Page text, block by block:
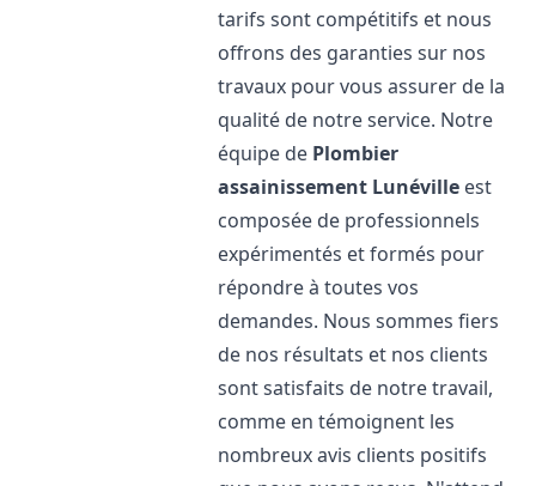
tarifs sont compétitifs et nous
offrons des garanties sur nos
travaux pour vous assurer de la
qualité de notre service. Notre
équipe de Plombier
assainissement Lunéville est
composée de professionnels
expérimentés et formés pour
répondre à toutes vos
demandes. Nous sommes fiers
de nos résultats et nos clients
sont satisfaits de notre travail,
comme en témoignent les
nombreux avis clients positifs